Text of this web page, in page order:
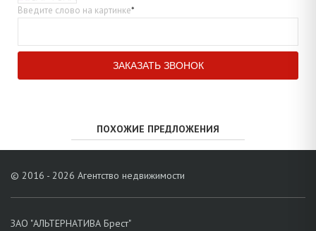
Введите слово на картинке*
ПОХОЖИЕ ПРЕДЛОЖЕНИЯ
© 2016 - 2026 Агентство недвижимости
ЗАО "АЛЬТЕРНАТИВА Брест"